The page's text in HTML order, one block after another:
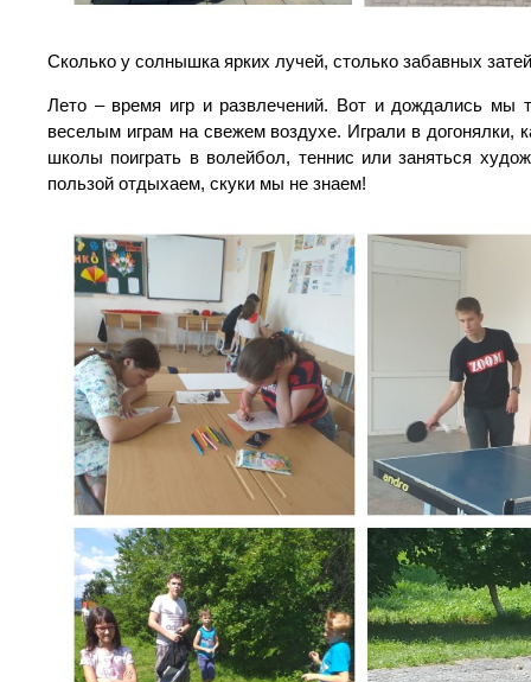
Сколько у солнышка ярких лучей, столько забавных
Лето – время игр и развлечений. Вот и дождались мы
веселым играм на свежем воздухе. Играли в
школы поиграть в волейбол, теннис или заняться
пользой отдыхаем, скуки мы не знаем!